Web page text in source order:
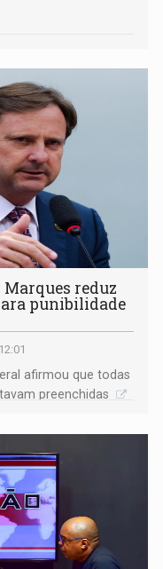
Marques reduz
punibilidade
afirmou que todas
preenchidas